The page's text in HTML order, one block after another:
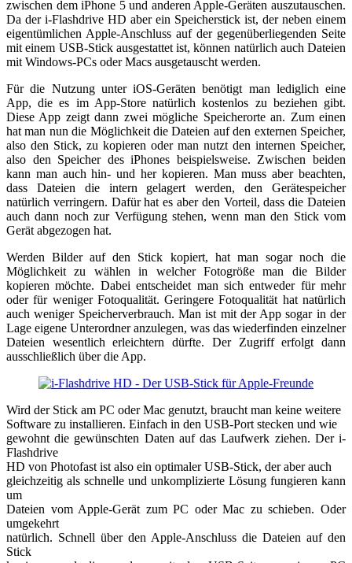
zwischen dem iPhone 5 und anderen Apple-Geräten auszutauschen.
Da der i-Flashdrive HD aber ein Speicherstick ist, der neben einem
eigentümlichen Apple-Anschluss auf der gegenüberliegenden Seite
mit einem USB-Stick ausgestattet ist, können natürlich auch Dateien
mit Windows-PCs oder Macs ausgetauscht werden.
Für die Nutzung unter iOS-Geräten benötigt man lediglich eine
App, die es im App-Store natürlich kostenlos zu beziehen gibt.
Diese App zeigt dann zwei mögliche Speicherorte an. Zum einen
hat man nun die Möglichkeit die Dateien auf den externen Speicher,
also den Stick, zu kopieren oder man nutzt den internen Speicher,
also den Speicher des iPhones beispielsweise. Zwischen beiden
kann man auch hin- und her kopieren. Man muss aber beachten,
dass Dateien die intern gelagert werden, den Gerätespeicher
natürlich verringern. Dafür hat es aber den Vorteil, dass die Dateien
auch dann noch zur Verfügung stehen, wenn man den Stick vom
Gerät abgezogen hat.
Werden Bilder auf den Stick kopiert, hat man sogar noch die
Möglichkeit zu wählen in welcher Fotogröße man die Bilder
kopieren möchte. Dabei entscheidet man sich entweder für mehr
oder für weniger Fotoqualität. Geringere Fotoqualität hat natürlich
auch weniger Speicherverbrauch. Man ist mit der App sogar in der
Lage eigene Unterordner anzulegen, was das wiederfinden einzelner
Dateien wesentlich erleichtern dürfte. Der Zugriff erfolgt dann
ausschließlich über die App.
Wird der Stick am PC oder Mac genutzt, braucht man keine weitere
Software zu installieren. Einfach in den USB-Port stecken und wie
gewohnt die gewünschten Daten auf das Laufwerk ziehen. Der i-
Flashdrive
HD von Photofast ist also ein optimaler USB-Stick, der aber auch
gleichzeitig als schnelle und unkomplizierte Lösung fungieren kann
um
Dateien vom Apple-Gerät zum PC oder Mac zu schieben. Oder
umgekehrt
natürlich. Schnell über den Apple-Anschluss die Dateien auf den
Stick